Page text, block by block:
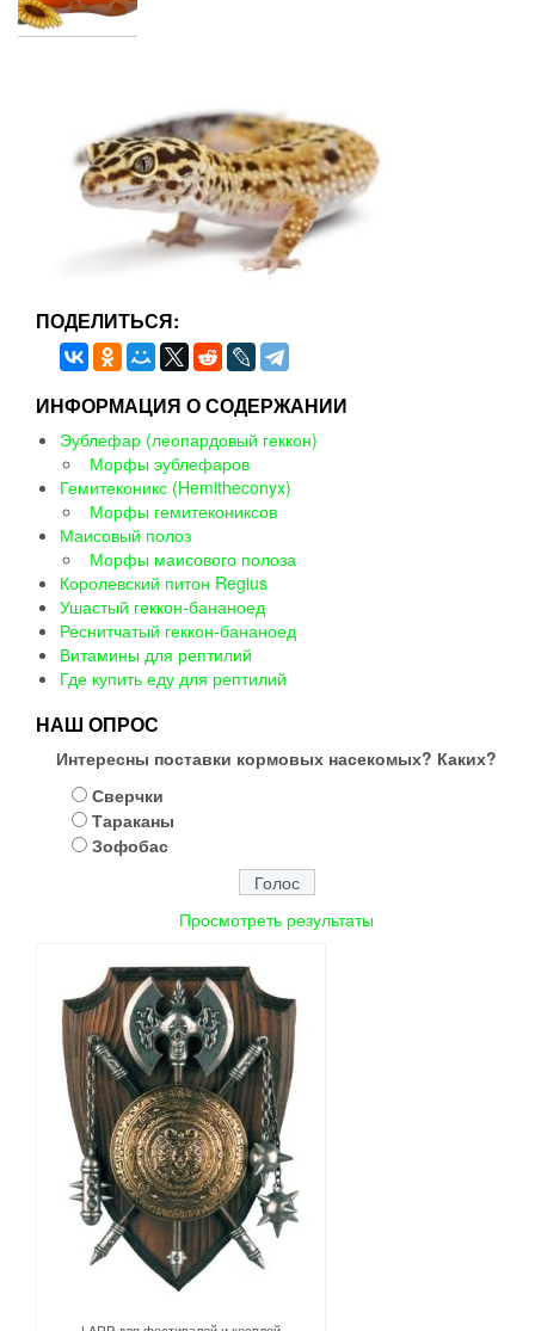
ПОДЕЛИТЬСЯ:
ИНФОРМАЦИЯ О СОДЕРЖАНИИ
Эублефар (леопардовый геккон)
Морфы эублефаров
Гемитеконикс (Hemitheconyx)
Морфы гемитекониксов
Маисовый полоз
Морфы маисового полоза
Королевский питон Regius
Ушастый геккон-бананоед
Реснитчатый геккон-бананоед
Витамины для рептилий
Где купить еду для рептилий
НАШ ОПРОС
Интересны поставки кормовых насекомых? Каких?
Сверчки
Тараканы
Зофобас
Просмотреть результаты